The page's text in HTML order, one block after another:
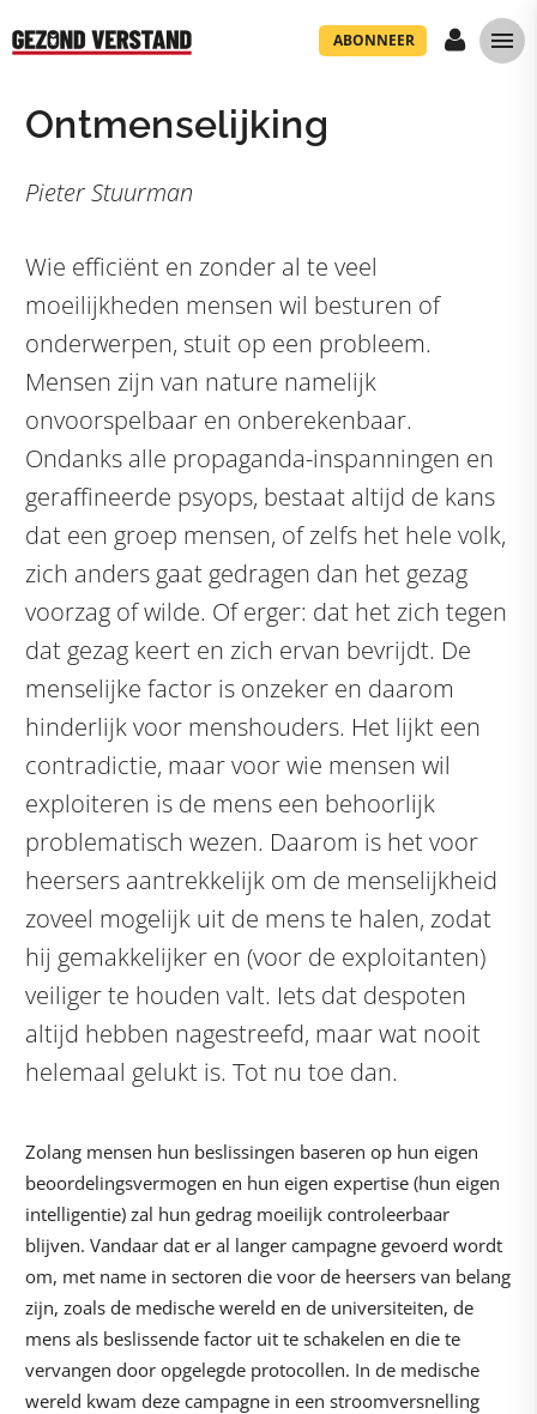
ABONNEER
Ontmenselijking
Pieter Stuurman
Wie efficiënt en zonder al te veel
moeilijkheden mensen wil besturen of
onderwerpen, stuit op een probleem.
Mensen zijn van nature namelijk
onvoorspelbaar en onberekenbaar.
Ondanks alle propaganda-inspanningen en
geraffineerde psyops, bestaat altijd de kans
dat een groep mensen, of zelfs het hele volk,
zich anders gaat gedragen dan het gezag
voorzag of wilde. Of erger: dat het zich tegen
dat gezag keert en zich ervan bevrijdt. De
menselijke factor is onzeker en daarom
hinderlijk voor menshouders. Het lijkt een
contradictie, maar voor wie mensen wil
exploiteren is de mens een behoorlijk
problematisch wezen. Daarom is het voor
heersers aantrekkelijk om de menselijkheid
zoveel mogelijk uit de mens te halen, zodat
hij gemakkelijker en (voor de exploitanten)
veiliger te houden valt. Iets dat despoten
altijd hebben nagestreefd, maar wat nooit
helemaal gelukt is. Tot nu toe dan.
Zolang mensen hun beslissingen baseren op hun eigen
beoordelingsvermogen en hun eigen expertise (hun eigen
intelligentie) zal hun gedrag moeilijk controleerbaar
blijven. Vandaar dat er al langer campagne gevoerd wordt
om, met name in sectoren die voor de heersers van belang
zijn, zoals de medische wereld en de universiteiten, de
mens als beslissende factor uit te schakelen en die te
vervangen door opgelegde protocollen. In de medische
wereld kwam deze campagne in een stroomversnelling